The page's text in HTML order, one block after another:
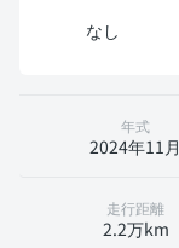
なし
年式
2024年11月
走行距離
2.2万km